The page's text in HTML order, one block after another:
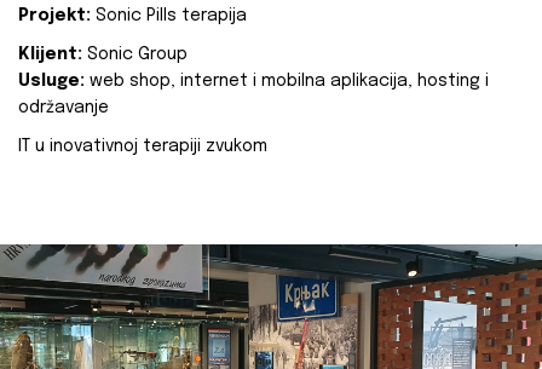
Projekt: Sonic Pills terapija
Klijent: Sonic Group
Usluge: web shop, internet i mobilna aplikacija, hosting i
održavanje
IT u inovativnoj terapiji zvukom